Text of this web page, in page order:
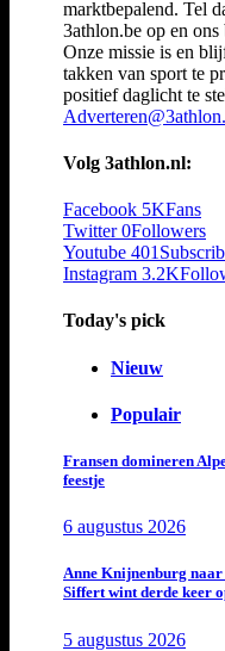
marktbepalend. Tel
3athlon.be op en
Onze missie is en
takken van sport te
positief daglicht te
Volg 3athlon.nl:
Facebook 5KFans
Twitter 0Followers
Youtube 401
Instagram 3.2K
Today's pick
Nieuw
Populair
Fransen domineren
feestje
6 augustus 2026
Anne Knijnenburg naar
Siffert wint derde keer
5 augustus 2026